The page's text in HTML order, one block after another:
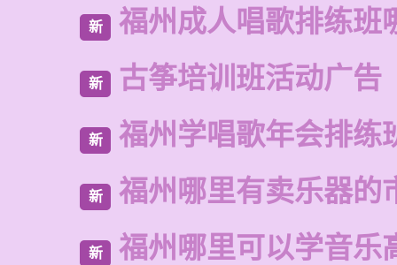
新 福州成人唱歌排练班
新 古筝培训班活动广告
新 福州学唱歌年会排练
新 福州哪里有卖乐器的
新 福州哪里可以学音乐